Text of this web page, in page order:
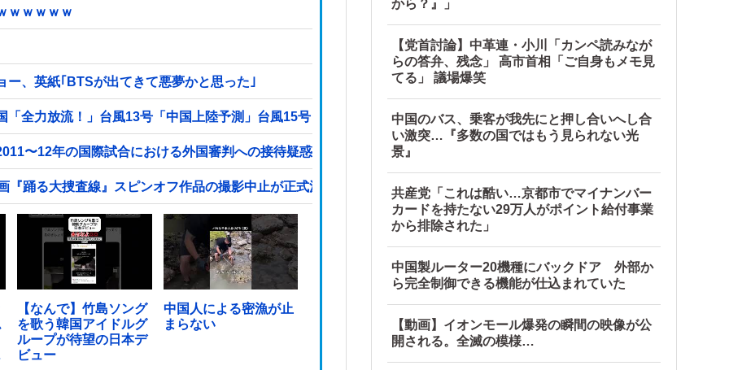
ｗｗｗｗｗ
、英紙｢BTSが出てきて悪夢かと思った｣
全力放流！」台風13号「中国上陸予測」台風15号「中国接近（画像」中国「台風同時上陸！（穀物生産が壊滅危機」→
〜12年の国際試合における外国審判への接待疑惑が海外で一斉に報じられる‥」
『踊る大捜査線』スピンオフ作品の撮影中止が正式決定・・・・・・・・・他
【なんで】竹島ソング
を歌う韓国アイドルグ
ループが待望の日本デ
ビュー
中国人による密漁が止
まらない
から？』」
【党首討論】中革連・小川「カンペ読みなが
らの答弁、残念」 高市首相「ご自身もメモ見
てる」 議場爆笑
中国のバス、乗客が我先にと押し合いへし合
い激突…『多数の国ではもう見られない光
景』
共産党「これは酷い…京都市でマイナンバー
カードを持たない29万人がポイント給付事業
から排除された」
中国製ルーター20機種にバックドア 外部か
ら完全制御できる機能が仕込まれていた
【動画】イオンモール爆発の瞬間の映像が公
開される。全滅の模様…